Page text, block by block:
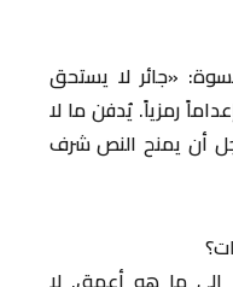
«جائر لا يستحق
رمزياً. يُدفن ما لا
أن يمنح النص شرف